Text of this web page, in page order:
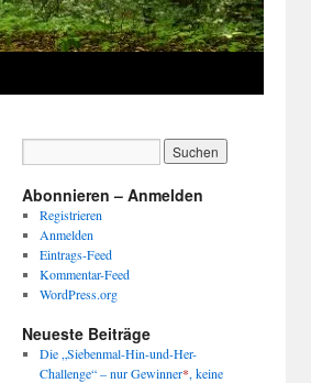
Abonnieren – Anmelden
Registrieren
Anmelden
Eintrags-Feed
Kommentar-Feed
WordPress.org
Neueste Beiträge
Die „Siebenmal-Hin-und-Her-
Challenge“ – nur Gewinner*, keine